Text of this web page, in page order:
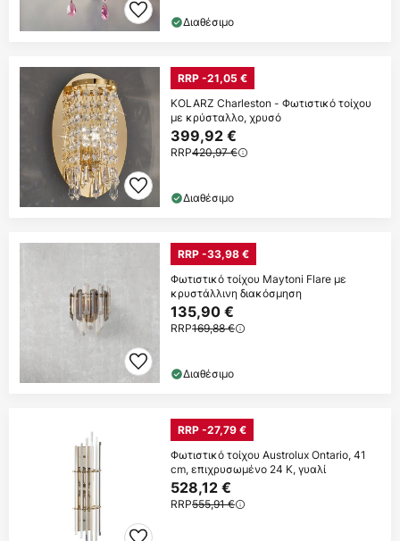
Διαθέσιμο
RRP -21,05 €
KOLARZ Charleston - Φωτιστικό τοίχου
με κρύσταλλο, χρυσό
399,92 €
RRP420,97 €
Διαθέσιμο
RRP -33,98 €
Φωτιστικό τοίχου Maytoni Flare με
κρυστάλλινη διακόσμηση
135,90 €
RRP169,88 €
Διαθέσιμο
RRP -27,79 €
Φωτιστικό τοίχου Austrolux Ontario, 41
cm, επιχρυσωμένο 24 K, γυαλί
528,12 €
RRP555,91 €